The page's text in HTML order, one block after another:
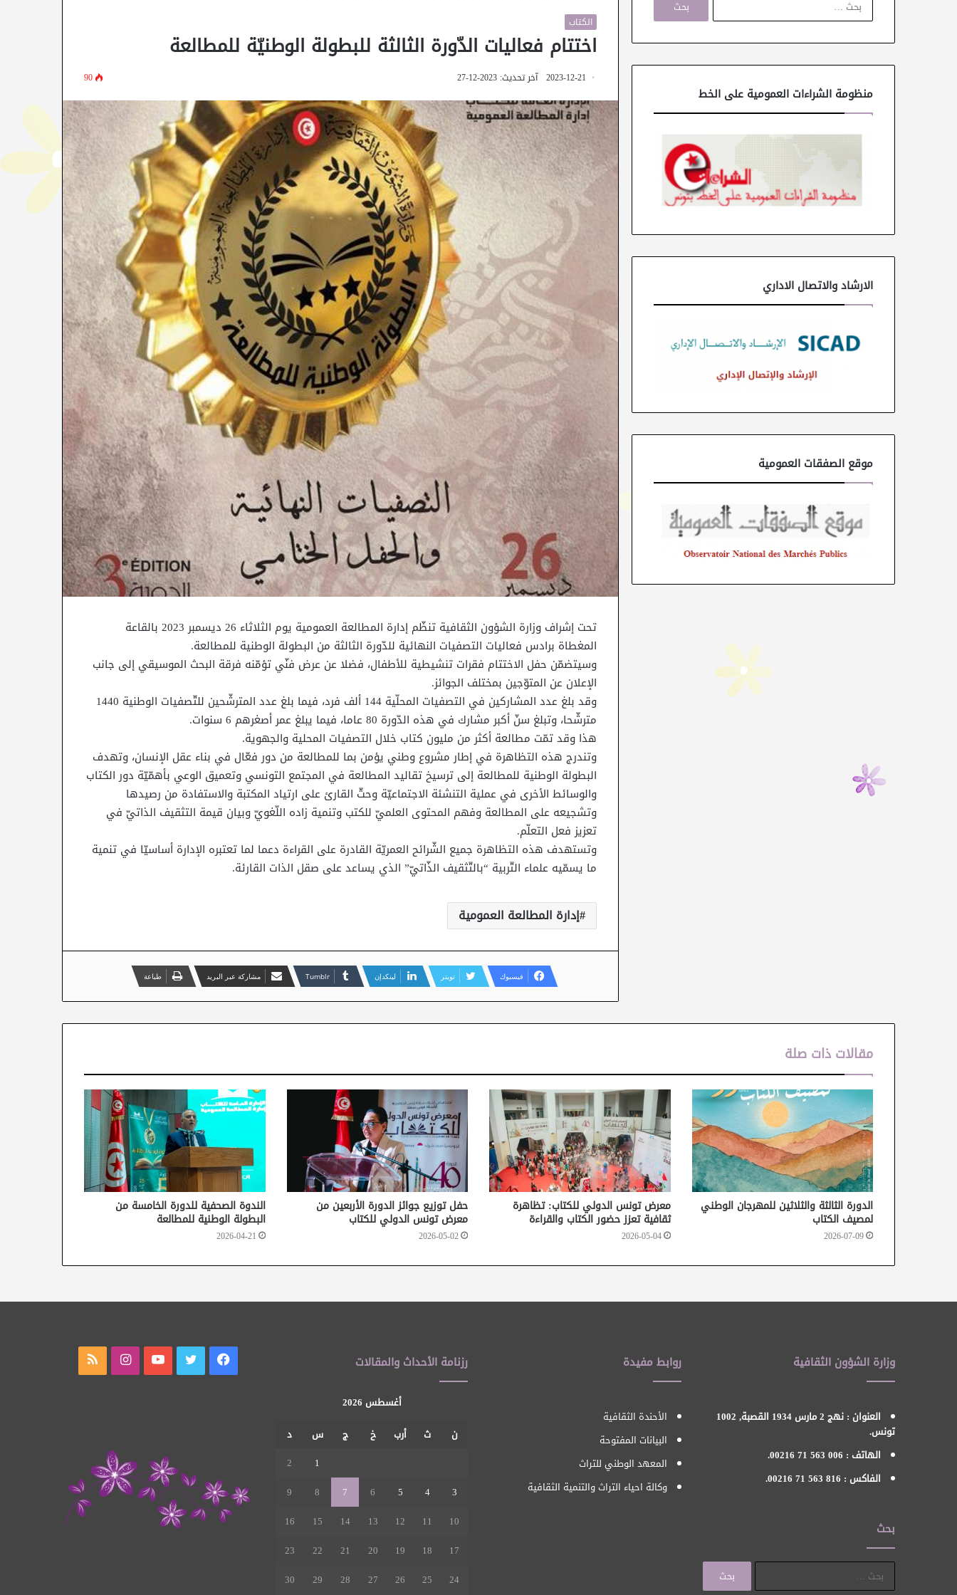
الكتاب
اختتام فعاليات الدّورة الثالثة للبطولة الوطنيّة للمطالعة
2023-12-21 آخر تحديث: 2023-12-27 90
تحت إشراف وزارة الشؤون الثقافية تنظّم إدارة المطالعة العمومية يوم الثلاثاء 26 ديسمبر 2023 بالقاعة
المغطاة برادس فعاليات التصفيات النهائية للدّورة الثالثة من البطولة الوطنية للمطالعة.
وسيتضمّن حفل الاختتام فقرات تنشيطية للأطفال، فضلا عن عرض فنّي تؤمّنه فرقة البحث الموسيقي إلى جانب
الإعلان عن المتوّجين بمختلف الجوائز.
وقد بلغ عدد المشاركين في التصفيات المحلّية 144 ألف فرد، فيما بلغ عدد المترشّحين للتّصفيات الوطنية 1440
مترشّحا، وتبلغ سنّ أكبر مشارك في هذه الدّورة 80 عاما، فيما يبلغ عمر أصغرهم 6 سنوات.
هذا وقد تمّت مطالعة أكثر من مليون كتاب خلال التصفيات المحلية والجهوية.
وتندرج هذه التظاهرة في إطار مشروع وطني يؤمن بما للمطالعة من دور فعّال في بناء عقل الإنسان، وتهدف
البطولة الوطنية للمطالعة إلى ترسيخ تقاليد المطالعة في المجتمع التونسي وتعميق الوعي بأهمّيّة دور الكتاب
والوسائط الأخرى في عملية التنشئة الاجتماعيّة وحثّ القارئ على ارتياد المكتبة والاستفادة من رصيدها
وتشجيعه على المطالعة وفهم المحتوى العلميّ للكتب وتنمية زاده اللّغويّ وبيان قيمة التثقيف الذاتيّ في
تعزيز فعل التعلّم.
وتستهدف هذه التظاهرة جميع الشّرائح العمريّة القادرة على القراءة دعما لما تعتبره الإدارة أساسيّا في تنمية
ما يسمّيه علماء التّربية “بالتّثقيف الذّاتيّ” الذي يساعد على صقل الذات القارئة.
إدارة المطالعة العمومية
فيسبوك تويتر لينكدإن مشاركة عبر البريد طباعة
ح
ن
منظومة الشراءات العمومية على الخط
الارشاد والاتصال الاداري
موقع الصفقات العمومية
مقالات ذات صلة
الدورة الثالثة والثلاثين للمهرجان الوطني
لمصيف الكتاب
2026-07-09
معرض تونس الدولي للكتاب: تظاهرة
ثقافية تعزز حضور الكتاب والقراءة
2026-05-04
حفل توزيع جوائز الدورة الأربعين من
معرض تونس الدولي للكتاب
2026-05-02
الندوة الصحفية للدورة الخامسة من
البطولة الوطنية للمطالعة
2026-04-21
وزارة الشؤون الثقافية
العنوان : نهج 2 مارس 1934 القصبة, 1002
تونس.
الهاتف : 006 563 71 00216.
الفاكس : 816 563 71 00216.
بحث
روابط مفيدة
الأحندة الثقافية
البيانات المفتوحة
المعهد الوطني للتراث
وكالة احياء التراث والتنمية الثقافية
رزنامة الأحداث والمقالات
أغسطس 2026
ن
ث أرب خ ج س
د
1
2
3
4
5
6
7
8
9
10
11
12
13
14
15
16
17
18
19
20
21
22
23
24
25
26
27
28
29
30
فيسبوك تويتر يوتيوب انستقرام